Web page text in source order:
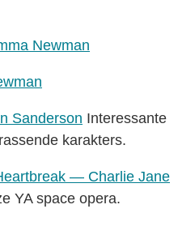
Newman
Sanderson Interessante
karakters.
— Charlie Jane
YA space opera.